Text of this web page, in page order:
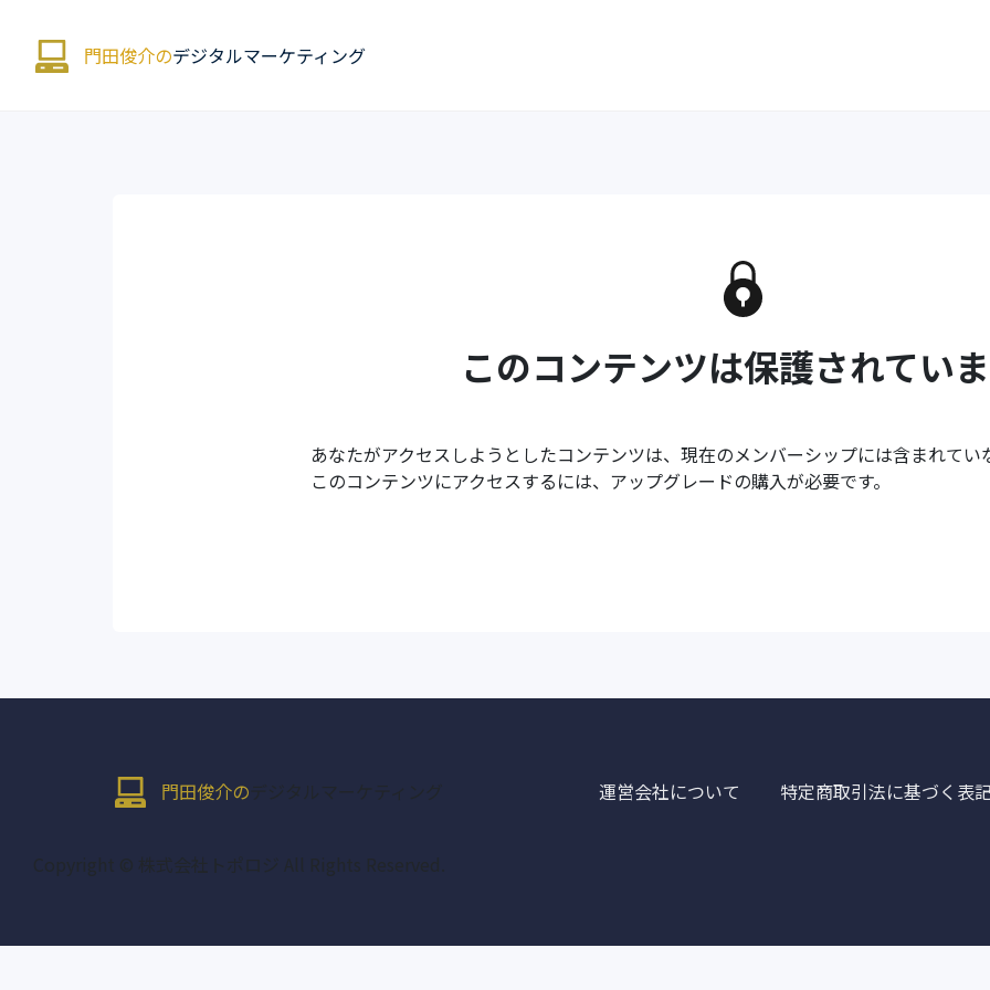
門田俊介のデジタルマーケティング
このコンテンツは保護されてい
あなたがアクセスしようとしたコンテンツは、現在のメンバーシップには含まれてい
このコンテンツにアクセスするには、アップグレードの購入が必要です。
門田俊介の デジタルマーケティング 運営会社について 特定商取引法に基づく表
Copyright © 株式会社トポロジ All Rights Reserved.